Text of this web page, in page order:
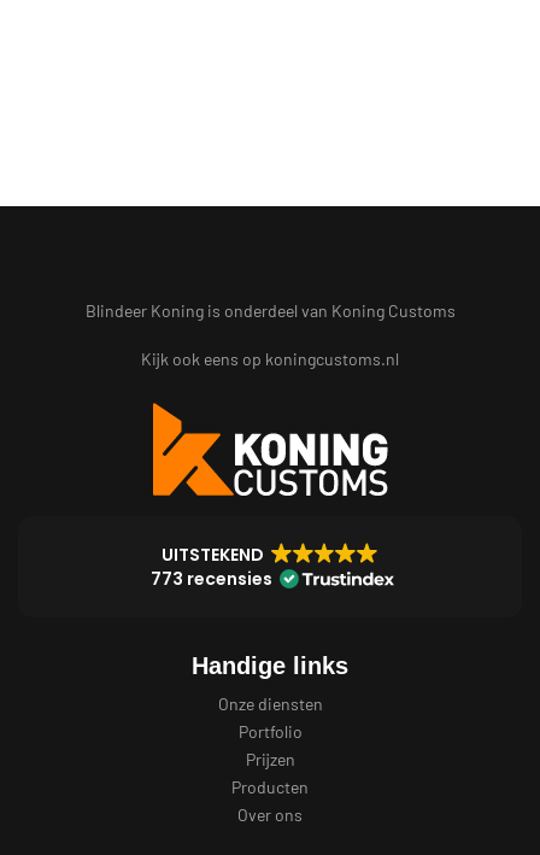
Blindeer Koning is onderdeel van Koning Customs
Kijk ook eens op koningcustoms.nl
UITSTEKEND
773 recensies
Handige links
Onze diensten
Portfolio
Prijzen
Producten
Over ons